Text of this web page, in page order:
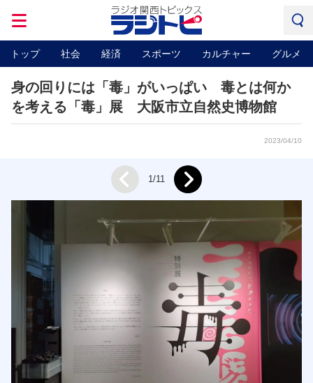
トップ 社会 経済 スポーツ カルチャー グルメ
身の回りには「毒」がいっぱい 毒とは何か
を考える「毒」展 大阪市立自然史博物館
2023/04/10
Prev 1/11 Next